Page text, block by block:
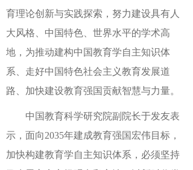
育理论创新与实践探索，努力建设具有人
大风格、中国特色、世界水平的学术高
地，为推动建构中国教育学自主知识体
系、走好中国特色社会主义教育发展道
路、加快建设教育强国贡献智慧与力量。
中国教育科学研究院副院长于发友表
示， 面向2035年建成教育强国宏伟目标，
加快构建教育学自主知识体系，必须坚持